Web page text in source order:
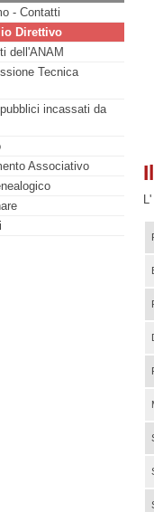
- Contatti
Direttivo
dell'ANAM
Tecnica
incassati da
Associativo